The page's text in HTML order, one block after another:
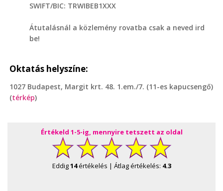
SWIFT/BIC: TRWIBEB1XXX
Átutalásnál a közlemény rovatba csak a neved ird
be!
Oktatás helyszíne:
1027 Budapest, Margit krt. 48. 1.em./7. (11-es kapucsengő)
(térkép)
Értékeld 1-5-ig, mennyire tetszett az oldal
Eddig14értékelés | Átlag értékelés: 4.3